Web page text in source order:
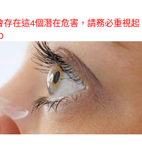
存在這4個潛在危害，請務必重視起